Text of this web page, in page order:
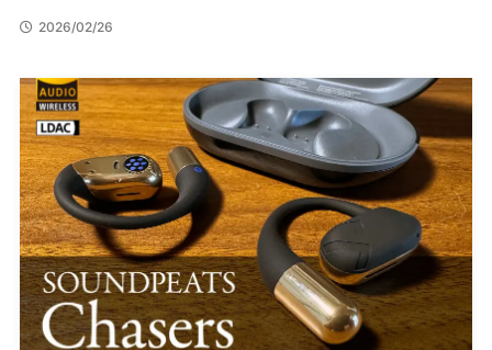
2026/02/26